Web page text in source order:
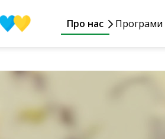
Про нас Програми